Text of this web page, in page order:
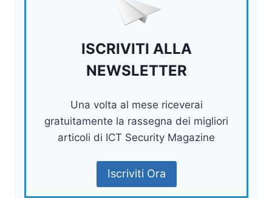
ISCRIVITI ALLA
NEWSLETTER
Una volta al mese riceverai
gratuitamente la rassegna dei migliori
articoli di ICT Security Magazine
Iscriviti Ora